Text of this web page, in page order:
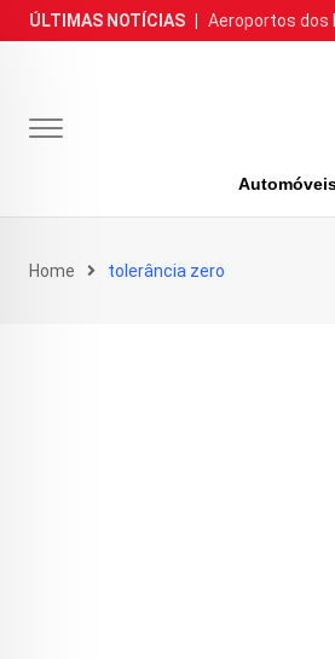
Skip
to
ÚLTIMAS NOTÍCIAS Aeroportos dos
Home tolerância zero